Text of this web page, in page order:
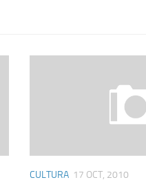
CULTURA 17 OCT, 2010